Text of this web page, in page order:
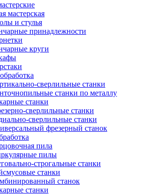
мастерская
и стулья
принадлежности
круги
сверлильные станки
станки по металлу
станки
сверлильные станки
сверлильные станки
фрезерный станок
пила
пилы
строгальные станки
станки
станок
станки